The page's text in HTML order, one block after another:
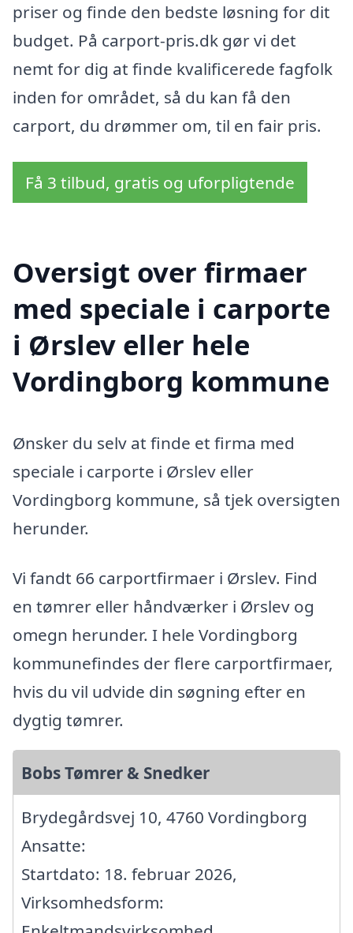
priser og finde den bedste løsning for dit
budget. På carport-pris.dk gør vi det
nemt for dig at finde kvalificerede fagfolk
inden for området, så du kan få den
carport, du drømmer om, til en fair pris.
Få 3 tilbud, gratis og uforpligtende
Oversigt over firmaer
med speciale i carporte
i Ørslev eller hele
Vordingborg kommune
Ønsker du selv at finde et firma med
speciale i carporte i Ørslev eller
Vordingborg kommune, så tjek oversigten
herunder.
Vi fandt 66 carportfirmaer i Ørslev. Find
en tømrer eller håndværker i Ørslev og
omegn herunder. I hele Vordingborg
kommunefindes der flere carportfirmaer,
hvis du vil udvide din søgning efter en
dygtig tømrer.
Bobs Tømrer & Snedker
Brydegårdsvej 10, 4760 Vordingborg
Ansatte:
Startdato: 18. februar 2026,
Virksomhedsform: